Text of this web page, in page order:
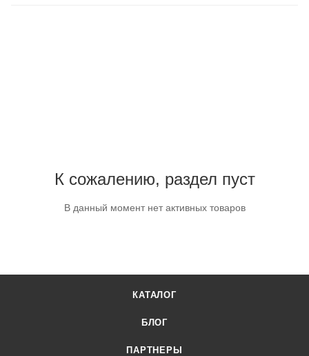
К сожалению, раздел пуст
В данный момент нет активных товаров
КАТАЛОГ
БЛОГ
ПАРТНЕРЫ